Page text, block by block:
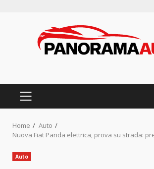
PRIMARY
Home
Auto
Nuova Fiat Panda elettrica, prova su strada:
Auto